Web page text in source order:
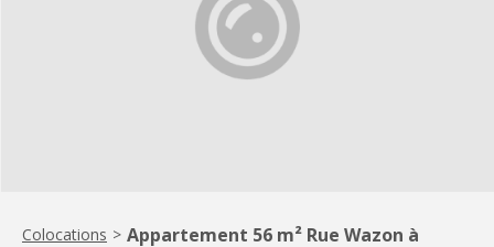
Colocations > Appartement 56 m² Rue Wazon à